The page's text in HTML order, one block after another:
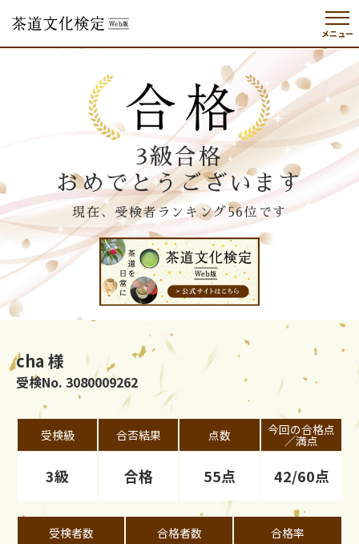
メニュー
3級合格
おめでとうございます
現在、受検者ランキング56位です
cha 様
受検No. 3080009262
受検級 合否結果 点数 今回の合格点
／満点
3級 合格 55点 42/60点
受検者数 合格者数 合格率